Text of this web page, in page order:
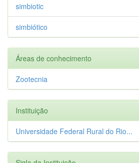
simbiotic
simbiótico
Áreas de conhecimento
Zootecnia
Instituição
Universidade Federal Rural do Rio...